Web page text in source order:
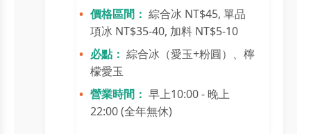
價格區間： 綜合冰 NT$45, 單品
項冰 NT$35-40, 加料 NT$5-10
必點： 綜合冰（愛玉+粉圓）、檸
檬愛玉
營業時間： 早上10:00 - 晚上
22:00 (全年無休)